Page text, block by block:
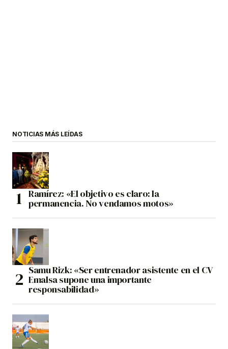
NOTICIAS MÁS LEÍDAS
Ramírez: «El objetivo es claro: la
permanencia. No vendamos motos»
Samu Rizk: «Ser entrenador asistente en el CV
Emalsa supone una importante
responsabilidad»